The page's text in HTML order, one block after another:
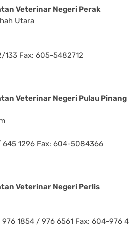
Veterinar Negeri Perak
Utara
133 Fax: 605-5482712
Veterinar Negeri Pulau Pinang
645 1296 Fax: 604-5084366
Veterinar Negeri Perlis
1854 / 976 6561 Fax: 604-976